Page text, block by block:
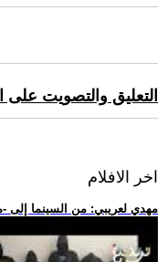
التعليق والتصويت
اخر الافلام
.. مهدي لعريبي: من السينما إلى